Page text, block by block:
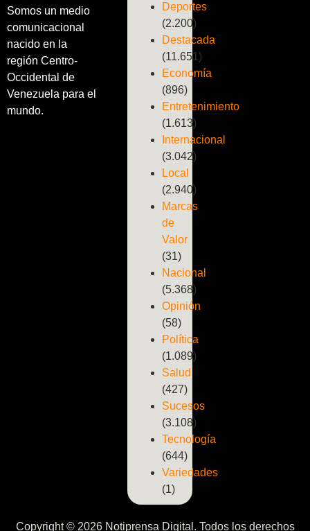
Somos un medio
comunicacional
nacido en la
región Centro-
Occidental de
Venezuela para el
mundo.
Deportes
(2.200)
Destacada
(11.651)
Economía
(896)
Entretenimiento
(1.613)
Internacional
(3.042)
Local
(2.940)
Marcas
de
Valor
(31)
Nacional
(5.368)
Opinión
(58)
Política
(1.089)
Salud
(427)
Sucesos
(3.108)
Tecnología
(644)
Variedades
(1)
Copyright © 2026 Notiprensa Digital. Todos los derechos